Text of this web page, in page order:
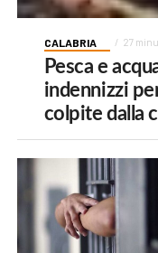
CALABRIA 27
Pesca e
indennizzi
colpite dalla